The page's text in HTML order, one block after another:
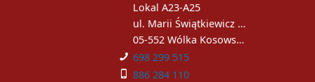
Lokal A23-A25
ul. Marii Świątkiewicz 51
05-552 Wólka Kosowska
698 299 515
886 284 110